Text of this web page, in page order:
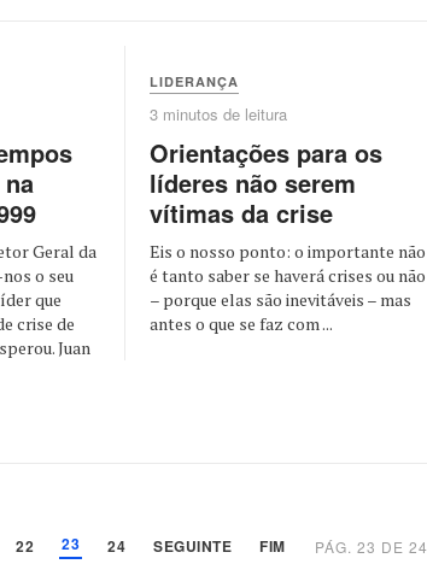
Geral da
o seu
que
crise de
Juan
LIDERANÇA
3 minutos de leitura
Orientações para os
líderes não serem
vítimas da crise
Eis o nosso ponto: o importante não
é tanto saber se haverá crises ou não
– porque elas são inevitáveis – mas
antes o que se faz com ...
PÁG. 23 DE 24
22 23 24 SEGUINTE FIM